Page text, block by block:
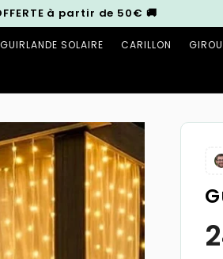
à partir de 50€ 🚚
GUIRLANDE SOLAIRE CARILLON